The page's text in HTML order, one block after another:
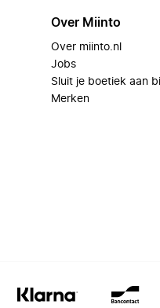
Over Miinto
Over miinto.nl
Jobs
Sluit je boetiek aan
Merken